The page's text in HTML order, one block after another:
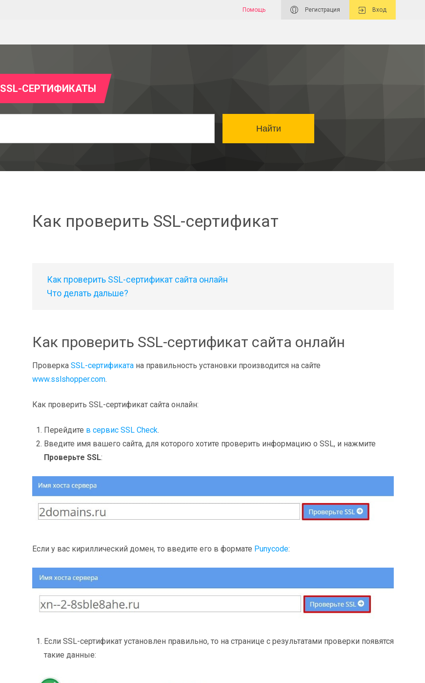
Помощь Регистрация Вход
SSL-СЕРТИФИКАТЫ
Найти
Как проверить SSL-сертификат
Как проверить SSL-сертификат сайта онлайн
Что делать дальше?
Как проверить SSL-сертификат сайта онлайн
Проверка SSL-сертификатана правильность установки производится на сайте
www.sslshopper.com.
Как проверить SSL-сертификат сайта онлайн:
Перейдите в сервис SSL Check.
Введите имя вашего сайта, для которого хотите проверить информацию о SSL, и нажмите
Проверьте SSL:
Если у вас кириллический домен, то введите его в формате Punycode:
Если SSL-сертификат установлен правильно, то на странице с результатами проверки появятся
такие данные: